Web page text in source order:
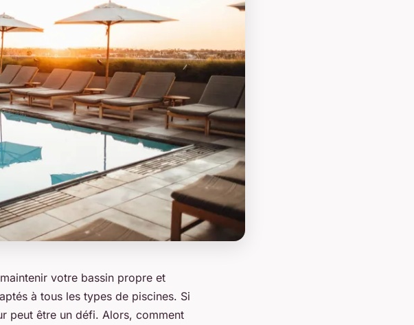
votre bassin propre et
à tous les types de piscines. Si
peut être un défi. Alors, comment